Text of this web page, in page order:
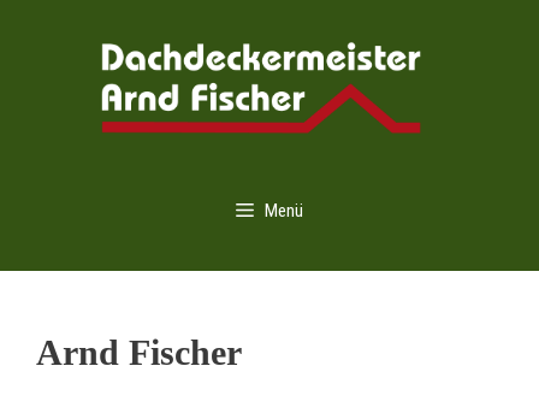
Menü
Arnd Fischer